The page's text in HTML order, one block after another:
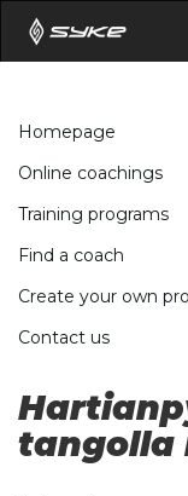
Homepage
Online coachings
Training programs
Find a coach
Create your own
Contact us
tangolla